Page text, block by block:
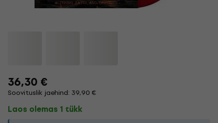
36,30 €
Soovituslik jaehind: 39,90 €
Laos olemas 1 tükk